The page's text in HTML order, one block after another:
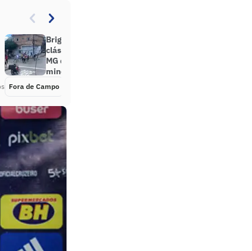
Briga de torcedores antes do
clássico entre Cruzeiro e Atlético-
MG deixa baleados na capital
mineira
Fora de Campo